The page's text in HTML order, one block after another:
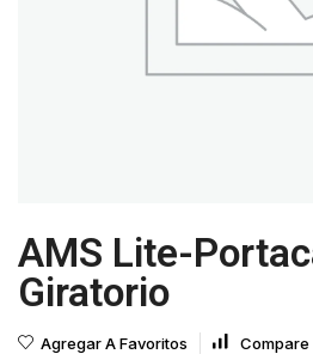
AMS Lite-
Giratorio
Agregar A Favoritos Compare